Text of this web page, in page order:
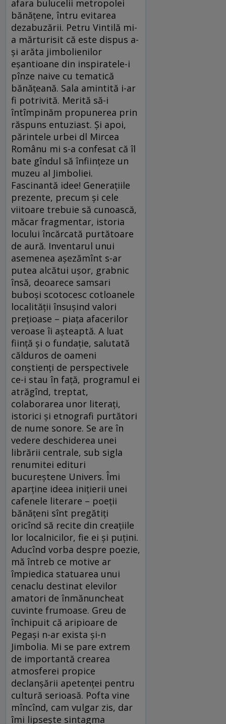
afara bulucelii metropolei
bănățene, întru evitarea
dezabuzării. Petru Vintilă mi-
a mărturisit că este dispus a-
și arăta jimbolienilor
eșantioane din inspiratele-i
pînze naive cu tematică
bănățeană. Sala amintită i-ar
fi potrivită. Merită să-i
întîmpinăm propunerea prin
răspuns entuziast. Și apoi,
părintele urbei dl Mircea
Românu mi s-a confesat că îl
bate gîndul să înființeze un
muzeu al Jimboliei.
Fascinantă idee! Generațiile
prezente, precum și cele
viitoare trebuie să cunoască,
măcar fragmentar, istoria
locului încărcată purtătoare
de aură. Inventarul unui
asemenea așezămînt s-ar
putea alcătui ușor, grabnic
însă, deoarece samsari
buboși scotocesc cotloanele
localității însușind valori
prețioase – piața afacerilor
veroase îi așteaptă. A luat
ființă și o fundație, salutată
călduros de oameni
conștienți de perspectivele
ce-i stau în față, programul ei
atrăgînd, treptat,
colaborarea unor literați,
istorici și etnografi purtători
de nume sonore. Se are în
vedere deschiderea unei
librării centrale, sub sigla
renumitei edituri
bucureștene Univers. Îmi
aparține ideea inițierii unei
cafenele literare – poeții
bănățeni sînt pregătiți
oricînd să recite din creațiile
lor localnicilor, fie ei și puțini.
Aducînd vorba despre poezie,
mă întreb ce motive ar
împiedica statuarea unui
cenaclu destinat elevilor
amatori de înmănuncheat
cuvinte frumoase. Greu de
închipuit că aripioare de
Pegași n-ar exista și-n
Jimbolia. Mi se pare extrem
de importantă crearea
atmosferei propice
declanșării apetenței pentru
cultură serioasă. Pofta vine
mîncînd, cam vulgar zis, dar
îmi lipsește sintagma